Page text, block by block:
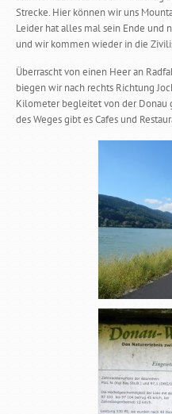
Strecke. Hier können wir uns
Leider hat alles mal sein Ende und
und wir kommen wieder in die
Überrascht von einen Heer an
biegen wir nach rechts Richtung
Kilometer begleitet von der Donau
des Weges gibt es Cafes und